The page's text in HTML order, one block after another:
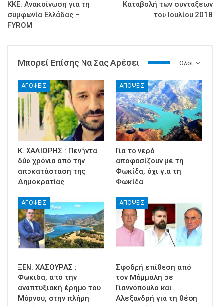
ΚΚΕ: Ανακοίνωση για τη
συμφωνία Ελλάδας –
FYROM
Καταβολή των συντάξεων
του Ιουλίου 2018
Ολοι
Μπορεί Επίσης Να Σας Αρέσει
ΑΠΟΨΕΙΣ
Κ. ΧΑΛΙΟΡΗΣ : Πενήντα
δύο χρόνια από την
αποκατάσταση της
Δημοκρατίας
ΑΠΟΨΕΙΣ
Για το νερό
αποφασίζουν με τη
Φωκίδα, όχι για τη
Φωκίδα
ΑΠΟΨΕΙΣ
ΞΕΝ. ΧΑΣΟΥΡΑΣ :
Φωκίδα, από την
αναπτυξιακή έρημο του
Μόρνου, στην πλήρη
ΑΠΟΨΕΙΣ
Σφοδρή επίθεση από
τον Μάμμαλη σε
Γιαννόπουλο και
Αλεξανδρή για τη θέση